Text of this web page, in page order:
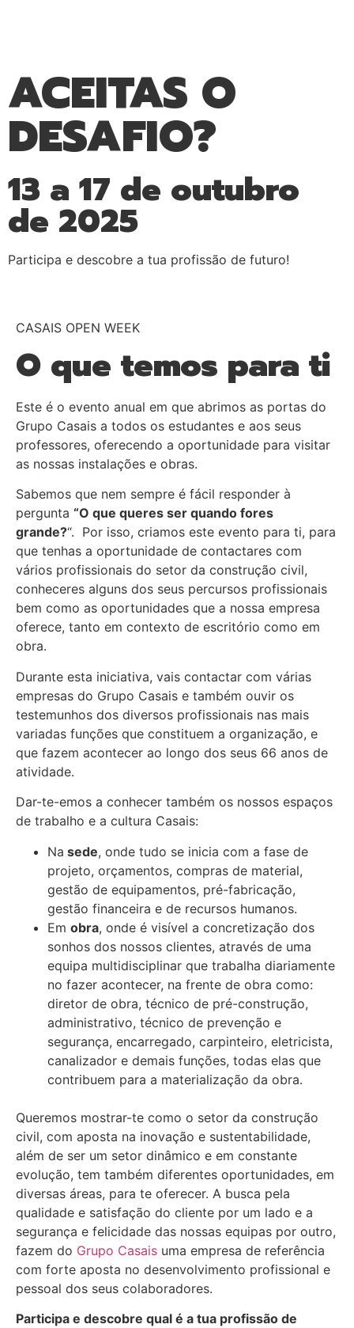
ACEITAS O
DESAFIO?
13 a 17 de outubro
de 2025
Participa e descobre a tua profissão de futuro!
CASAIS OPEN WEEK
O que temos para ti
Este é o evento anual em que abrimos as portas do
Grupo Casais a todos os estudantes e aos seus
professores, oferecendo a oportunidade para visitar
as nossas instalações e obras.
Sabemos que nem sempre é fácil responder à
pergunta “O que queres ser quando fores
grande?“. Por isso, criamos este evento para ti, para
que tenhas a oportunidade de contactares com
vários profissionais do setor da construção civil,
conheceres alguns dos seus percursos profissionais
bem como as oportunidades que a nossa empresa
oferece, tanto em contexto de escritório como em
obra.
Durante esta iniciativa, vais contactar com várias
empresas do Grupo Casais e também ouvir os
testemunhos dos diversos profissionais nas mais
variadas funções que constituem a organização, e
que fazem acontecer ao longo dos seus 66 anos de
atividade.
Dar-te-emos a conhecer também os nossos espaços
de trabalho e a cultura Casais:
Na sede, onde tudo se inicia com a fase de
projeto, orçamentos, compras de material,
gestão de equipamentos, pré-fabricação,
gestão financeira e de recursos humanos.
Em obra, onde é visível a concretização dos
sonhos dos nossos clientes, através de uma
equipa multidisciplinar que trabalha diariamente
no fazer acontecer, na frente de obra como:
diretor de obra, técnico de pré-construção,
administrativo, técnico de prevenção e
segurança, encarregado, carpinteiro, eletricista,
canalizador e demais funções, todas elas que
contribuem para a materialização da obra.
Queremos mostrar-te como o setor da construção
civil, com aposta na inovação e sustentabilidade,
além de ser um setor dinâmico e em constante
evolução, tem também diferentes oportunidades, em
diversas áreas, para te oferecer. A busca pela
qualidade e satisfação do cliente por um lado e a
segurança e felicidade das nossas equipas por outro,
fazem do Grupo Casais uma empresa de referência
com forte aposta no desenvolvimento profissional e
pessoal dos seus colaboradores.
Participa e descobre qual é a tua profissão de